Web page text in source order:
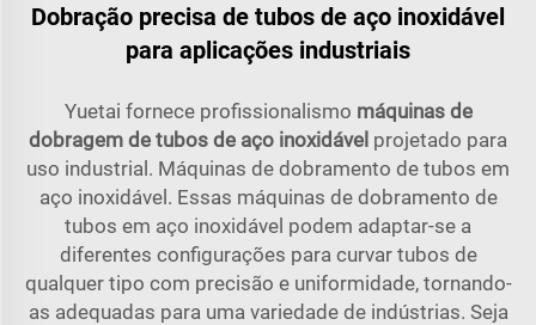
Dobração precisa de tubos de aço inoxidável
para aplicações industriais
Yuetai fornece profissionalismo máquinas de
dobragem de tubos de aço inoxidável projetado para
uso industrial. Máquinas de dobramento de tubos em
aço inoxidável. Essas máquinas de dobramento de
tubos em aço inoxidável podem adaptar-se a
diferentes configurações para curvar tubos de
qualquer tipo com precisão e uniformidade, tornando-
as adequadas para uma variedade de indústrias. Seja